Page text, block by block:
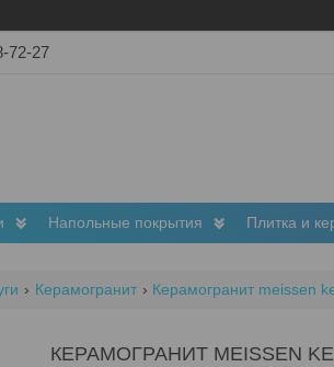
72-27
Напольные покрытия Плитка и
Керамогранит Керамогранит meissen
КЕРАМОГРАНИТ MEISSEN